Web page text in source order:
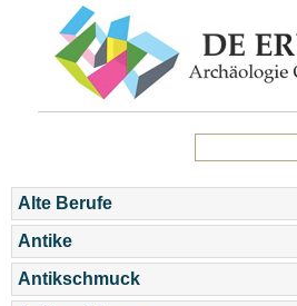
Alte Berufe
Antike
Antikschmuck